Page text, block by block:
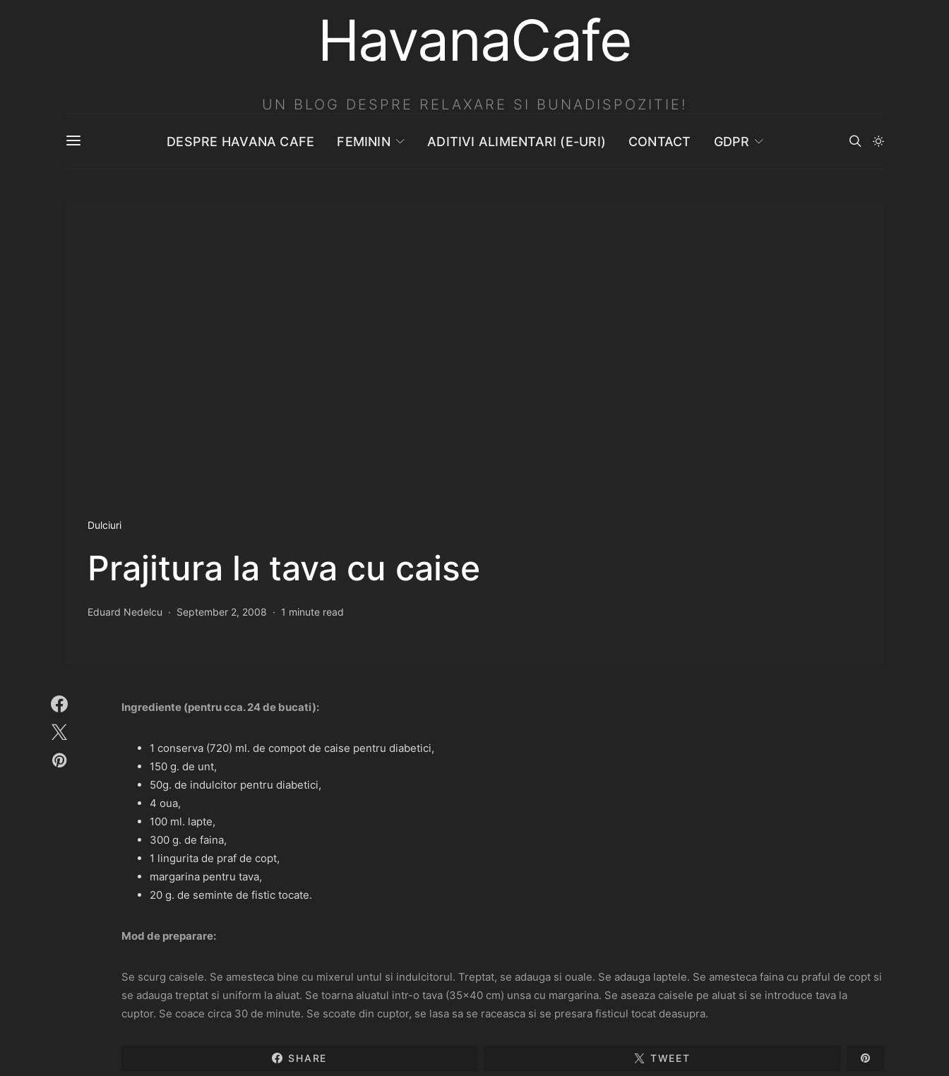
HavanaCafe
UN BLOG DESPRE RELAXARE SI BUNADISPOZITIE!
DESPRE HAVANA CAFE FEMININ ADITIVI ALIMENTARI (E-URI) CONTACT GDPR
Dulciuri
Prajitura la tava cu caise
Eduard Nedelcu September 2, 2008 1 minute read
Ingrediente (pentru cca. 24 de bucati):
1 conserva (720) ml. de compot de caise pentru diabetici,
150 g. de unt,
50g. de indulcitor pentru diabetici,
4 oua,
100 ml. lapte,
300 g. de faina,
1 lingurita de praf de copt,
margarina pentru tava,
20 g. de seminte de fistic tocate.
Mod de preparare:
Se scurg caisele. Se amesteca bine cu mixerul untul si indulcitorul. Treptat, se adauga si ouale. Se adauga laptele. Se amesteca faina cu praful de copt si
se adauga treptat si uniform la aluat. Se toarna aluatul intr-o tava (35×40 cm) unsa cu margarina. Se aseaza caisele pe aluat si se introduce tava la
cuptor. Se coace circa 30 de minute. Se scoate din cuptor, se lasa sa se raceasca si se presara fisticul tocat deasupra.
SHARE TWEET